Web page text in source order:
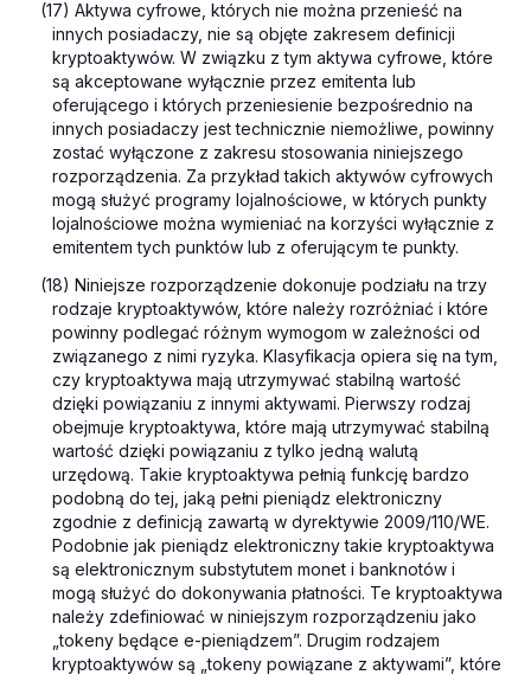
(17) Aktywa cyfrowe, których nie można przenieść na
innych posiadaczy, nie są objęte zakresem definicji
kryptoaktywów. W związku z tym aktywa cyfrowe, które
są akceptowane wyłącznie przez emitenta lub
oferującego i których przeniesienie bezpośrednio na
innych posiadaczy jest technicznie niemożliwe, powinny
zostać wyłączone z zakresu stosowania niniejszego
rozporządzenia. Za przykład takich aktywów cyfrowych
mogą służyć programy lojalnościowe, w których punkty
lojalnościowe można wymieniać na korzyści wyłącznie z
emitentem tych punktów lub z oferującym te punkty.
(18) Niniejsze rozporządzenie dokonuje podziału na trzy
rodzaje kryptoaktywów, które należy rozróżniać i które
powinny podlegać różnym wymogom w zależności od
związanego z nimi ryzyka. Klasyfikacja opiera się na tym,
czy kryptoaktywa mają utrzymywać stabilną wartość
dzięki powiązaniu z innymi aktywami. Pierwszy rodzaj
obejmuje kryptoaktywa, które mają utrzymywać stabilną
wartość dzięki powiązaniu z tylko jedną walutą
urzędową. Takie kryptoaktywa pełnią funkcję bardzo
podobną do tej, jaką pełni pieniądz elektroniczny
zgodnie z definicją zawartą w dyrektywie 2009/110/WE.
Podobnie jak pieniądz elektroniczny takie kryptoaktywa
są elektronicznym substytutem monet i banknotów i
mogą służyć do dokonywania płatności. Te kryptoaktywa
należy zdefiniować w niniejszym rozporządzeniu jako
„tokeny będące e-pieniądzem”. Drugim rodzajem
kryptoaktywów są „tokeny powiązane z aktywami”, które